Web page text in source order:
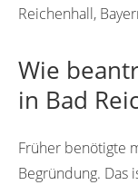
Reichenhall,
Wie
in Bad
Früher benötigte
Begründung. Das